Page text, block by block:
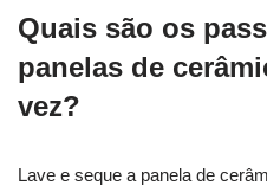
Quais são os
panelas de
vez?
Lave e seque a panela de